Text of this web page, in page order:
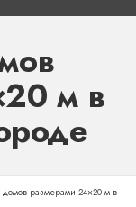
м в
размерами 24×20 м в